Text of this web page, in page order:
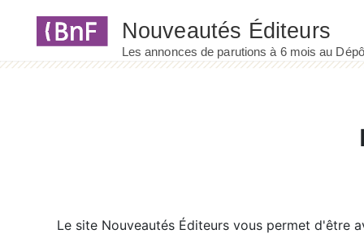
Le site Nouveautés Éditeurs vous permet d'être